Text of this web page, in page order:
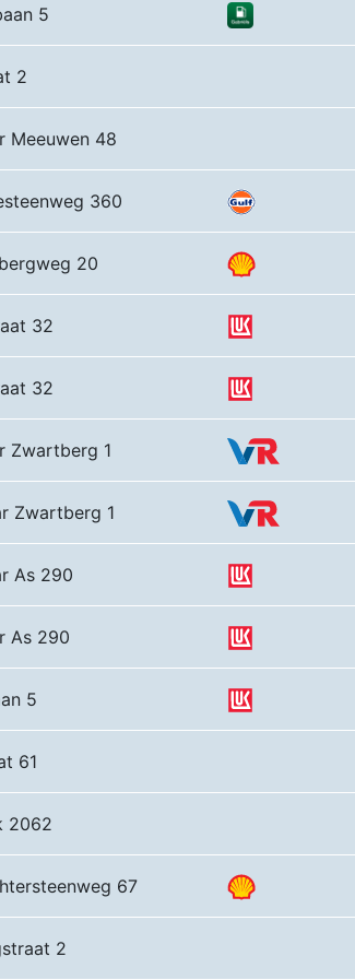
5
2
Meeuwen 48
360
20
32
32
Zwartberg 1
Zwartberg 1
As 290
As 290
5
61
2062
67
2